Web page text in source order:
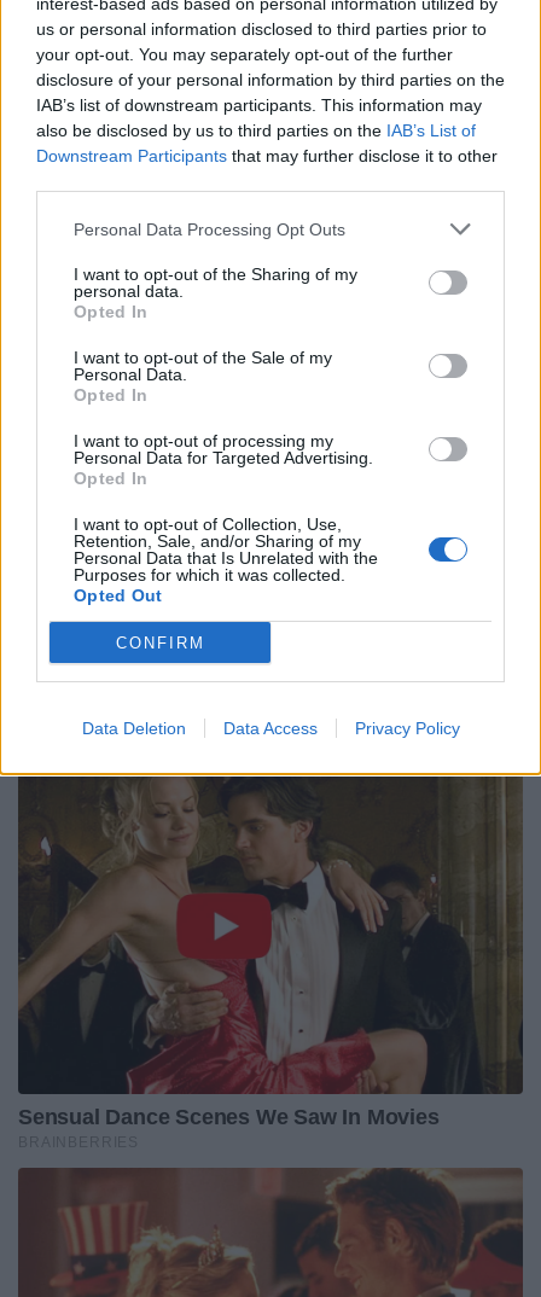
us or personal information disclosed to third parties prior to
your opt-out. You may separately opt-out of the further
disclosure of your personal information by third parties on the
IAB’s list of downstream participants. This information may
also be disclosed by us to third parties on the IAB’s List of
Downstream Participants that may further disclose it to other
Personal Data Processing Opt Outs
I want to opt-out of the Sharing of my
personal data.
Opted In
I want to opt-out of the Sale of my
Personal Data.
Opted In
I want to opt-out of processing my
Personal Data for Targeted Advertising.
Opted In
I want to opt-out of Collection, Use,
Retention, Sale, and/or Sharing of my
Personal Data that Is Unrelated with the
Purposes for which it was collected.
Opted Out
CONFIRM
Data Deletion Data Access Privacy Policy
trovare quell'equilibrio interiore che la porta a
vivere con consapevolezza l'essere ragazza
oggi e donna domani. Ma Gaia ha saputo
andare oltre: perdonare e, in punta di piedi,
entrare prima nella Nazionale U18 e, oggi,
nellaNazionale U20.
donne che, malgrado i pregiudizi, sanno
raccogliere quella forza interiore che le farà
brillare, per sempre.
Un ringraziamento speciale per la sentita
partecipazione all'associazione
Women 4
Womene aFiammetta Mameliper la mostra
Foto Vito Ravo